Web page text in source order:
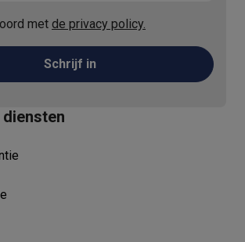
met de privacy policy.
Schrijf in